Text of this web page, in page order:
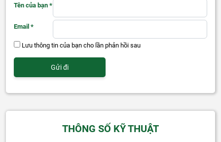
Tên của bạn *
Email *
Lưu thông tin của bạn cho lần phản hồi sau
THÔNG SỐ KỸ THUẬT